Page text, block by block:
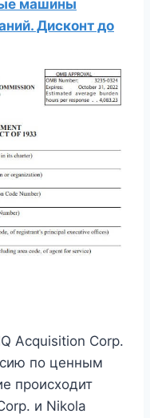
машины
Дисконт до
Acquisition Corp.
по ценным
происходит
и Nikola